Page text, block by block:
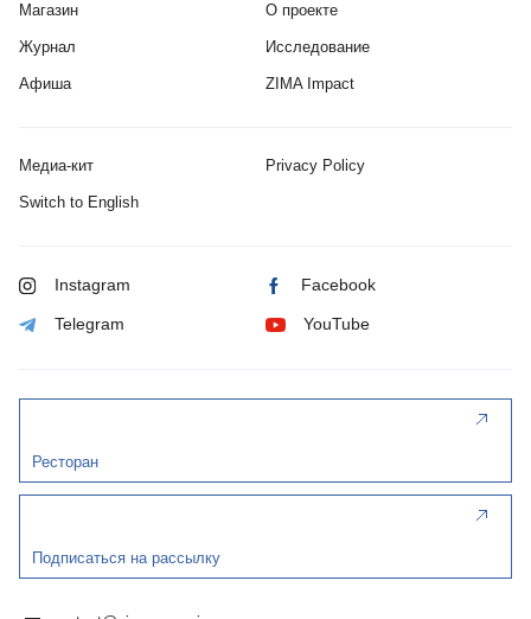
Магазин
Журнал
Афиша
О проекте
Исследование
ZIMA Impact
Медиа-кит Privacy Policy
Switch to English
Instagram Facebook
Telegram YouTube
Ресторан
Подписаться на рассылку